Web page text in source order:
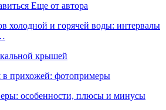
Еще от автора
холодной и горячей воды: интервалы
крышей
в прихожей: фотопримеры
особенности, плюсы и минусы